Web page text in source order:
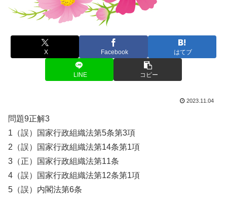
X Facebook はてブ
LINE コピー
2023.11.04
問題9正解3
1（誤）国家行政組織法第5条第3項
2（誤）国家行政組織法第14条第1項
3（正）国家行政組織法第11条
4（誤）国家行政組織法第12条第1項
5（誤）内閣法第6条